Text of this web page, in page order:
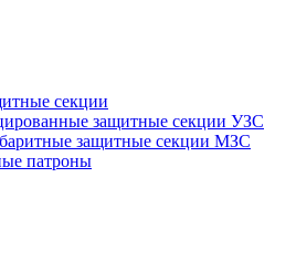
секции
защитные секции УЗС
защитные секции МЗС
патроны